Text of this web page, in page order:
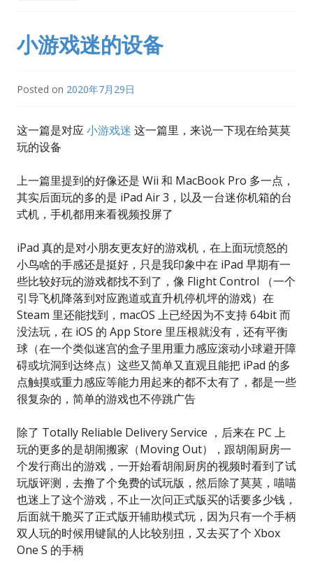
小游戏迷的设备
Posted on 2020年7月29日
这一篇是对应小游戏迷 这一篇里，来说一下现在给莫莫
玩的设备
上一篇里提到的好像还是 Wii 和 MacBook Pro 多一点，
其实后面玩的多的是 iPad Air 3，以及一台迷你机箱的台
式机，手机都用来看视频投屏了
iPad 真的是对小朋友更友好的游戏机，在上面玩愤怒的
小鸟啥的手感还是挺好，只是我印象中在 iPad 早期有一
些比较好玩的游戏都找不到了，像 Flight Control （一个
引导飞机降落到对应跑道或直升机停机坪的游戏）在
Steam 里还能找到，macOS 上已经因为不支持 64bit 而
没法玩，在 iOS 的 App Store 里压根就没有，还有平衡
球（在一个类似迷宫的盒子里用重力感应滚动小球避开障
碍或坑洞到达终点）这些又简单又直观且能把 iPad 的多
点触摸或重力感应等能力用起来的都不太有了，都是一些
很复杂的，简单的游戏也不停跳广告
除了 Totally Reliable Delivery Service ，后来在 PC 上
玩的更多的是胡闹搬家（Moving Out），跟胡闹厨房一
个发行商出的游戏，一开始看胡闹厨房的视频时看到了试
玩版评测，去撸了个免费的试玩版，然后除了莫莫，喵喵
也迷上了这个游戏，不止一次问正式版买的话要多少钱，
后面就干脆买了正式版开辅助模式玩，因为只有一个手柄
双人玩的时候用键鼠的人比较别扭，又去买了个 Xbox
One S 的手柄